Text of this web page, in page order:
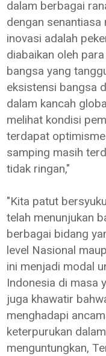
dalam berbagai
dengan
inovasi adalah
diabaikan oleh
bangsa yang
eksistensi bangsa
dalam kancah
melihat kondisi
terdapat
samping masih
tidak ringan,"
"Kita patut
telah menunjukan
berbagai bidang
level Nasional
ini menjadi modal
Indonesia di masa
juga khawatir
menghadapi
keterpurukan
menguntungkan,